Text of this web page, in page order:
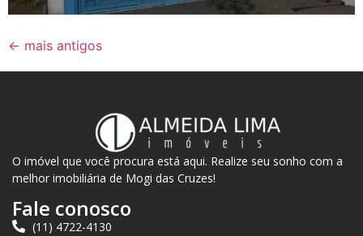
← mais antigos
O imóvel que você procura está aqui. Realize seu sonho com a
melhor imobiliária de Mogi das Cruzes!
Fale conosco
(11) 4722-4130